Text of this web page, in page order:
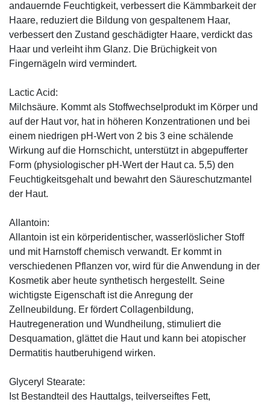
andauernde Feuchtigkeit, verbessert die Kämmbarkeit der
Haare, reduziert die Bildung von gespaltenem Haar,
verbessert den Zustand geschädigter Haare, verdickt das
Haar und verleiht ihm Glanz. Die Brüchigkeit von
Fingernägeln wird vermindert.
Lactic Acid:
Milchsäure. Kommt als Stoffwechselprodukt im Körper und
auf der Haut vor, hat in höheren Konzentrationen und bei
einem niedrigen pH-Wert von 2 bis 3 eine schälende
Wirkung auf die Hornschicht, unterstützt in abgepufferter
Form (physiologischer pH-Wert der Haut ca. 5,5) den
Feuchtigkeitsgehalt und bewahrt den Säureschutzmantel
der Haut.
Allantoin:
Allantoin ist ein körperidentischer, wasserlöslicher Stoff
und mit Harnstoff chemisch verwandt. Er kommt in
verschiedenen Pflanzen vor, wird für die Anwendung in der
Kosmetik aber heute synthetisch hergestellt. Seine
wichtigste Eigenschaft ist die Anregung der
Zellneubildung. Er fördert Collagenbildung,
Hautregeneration und Wundheilung, stimuliert die
Desquamation, glättet die Haut und kann bei atopischer
Dermatitis hautberuhigend wirken.
Glyceryl Stearate:
Ist Bestandteil des Hauttalgs, teilverseiftes Fett,